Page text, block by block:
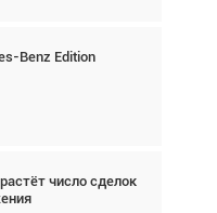
Benz Edition
число сделок
«Фотография
портит»
подъём,